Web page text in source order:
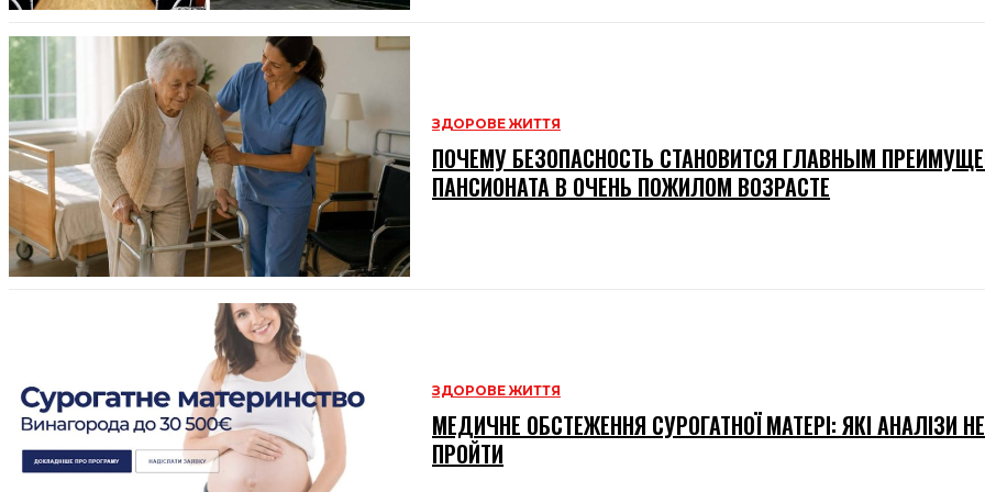
ЗДОРОВЕ ЖИТТЯ
ПОЧЕМУ БЕЗОПАСНОСТЬ СТАНОВИТСЯ ГЛАВНЫМ
ПАНСИОНАТА В ОЧЕНЬ ПОЖИЛОМ ВОЗРАСТЕ
ЗДОРОВЕ ЖИТТЯ
МЕДИЧНЕ ОБСТЕЖЕННЯ СУРОГАТНОЇ МАТЕРІ: ЯКІ АНАЛІЗИ
ПРОЙТИ